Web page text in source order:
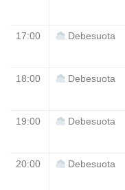
17:00 Debesuota
18:00 Debesuota
19:00 Debesuota
20:00 Debesuota